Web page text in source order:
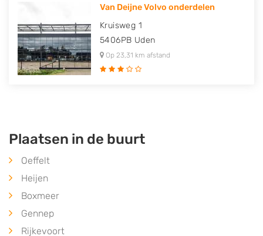
Van Deijne Volvo onderdelen
Kruisweg 1
5406PB Uden
Op 23,31 km afstand
Plaatsen in de buurt
Oeffelt
Heijen
Boxmeer
Gennep
Rijkevoort